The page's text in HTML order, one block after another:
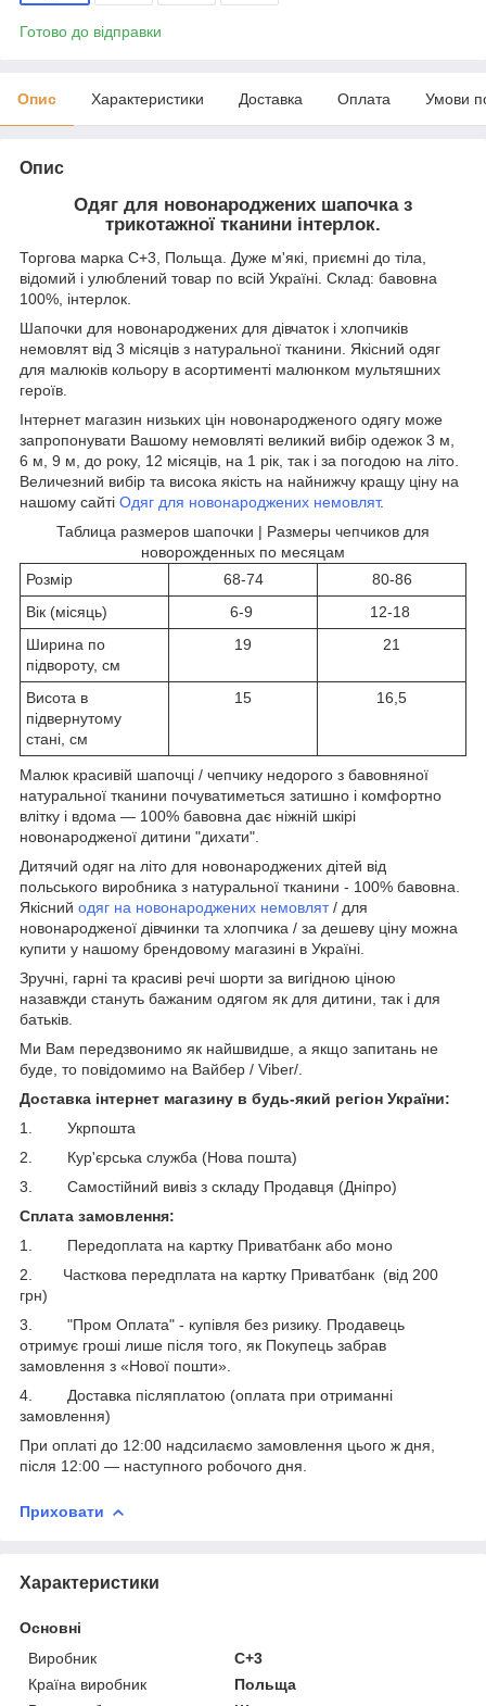
Готово до відправки
Опис Характеристики Доставка Оплата Умови
Опис
Одяг для новонароджених шапочка з
трикотажної тканини інтерлок.
Торгова марка C+3, Польща. Дуже м'які, приємні до тіла,
відомий і улюблений товар по всій Україні. Склад: бавовна
100%, інтерлок.
Шапочки для новонароджених для дівчаток і хлопчиків
немовлят від 3 місяців з натуральної тканини. Якісний одяг
для малюків кольору в асортименті малюнком мультяшних
героїв.
Інтернет магазин низьких цін новонародженого одягу може
запропонувати Вашому немовляті великий вибір одежок 3 м,
6 м, 9 м, до року, 12 місяців, на 1 рік, так і за погодою на літо.
Величезний вибір та висока якість на найнижчу кращу ціну на
нашому сайті Одяг для новонароджених немовлят.
Таблица размеров шапочки | Размеры чепчиков для
новорожденных по месяцам
Розмір
68-74
80-86
Вік (місяць)
6-9
12-18
Ширина по
підвороту, см
19 21
Висота в
підвернутому
стані, см
15 16,5
Малюк красивій шапочці / чепчику недорого з бавовняної
натуральної тканини почуватиметься затишно і комфортно
влітку і вдома — 100% бавовна дає ніжній шкірі
новонародженої дитини "дихати".
Дитячий одяг на літо для новонароджених дітей від
польського виробника з натуральної тканини - 100% бавовна.
Якісний одяг на новонароджених немовлят/ для
новонародженої дівчинки та хлопчика / за дешеву ціну можна
купити у нашому брендовому магазині в Україні.
Зручні, гарні та красиві речі шорти за вигідною ціною
назавжди стануть бажаним одягом як для дитини, так і для
батьків.
Ми Вам передзвонимо як найшвидше, а якщо запитань не
буде, то повідомимо на Вайбер / Viber/.
Доставка інтернет магазину в будь-який регіон України:
1. Укрпошта
2. Кур'єрська служба (Нова пошта)
3. Самостійний вивіз з складу Продавця (Дніпро)
Сплата замовлення:
1. Передоплата на картку Приватбанк або моно
2. Часткова передплата на картку Приватбанк (від 200
грн)
3. "Пром Оплата" - купівля без ризику. Продавець
отримує гроші лише після того, як Покупець забрав
замовлення з «Нової пошти».
4. Доставка післяплатою (оплата при отриманні
замовлення)
При оплаті до 12:00 надсилаємо замовлення цього ж дня,
після 12:00 ― наступного робочого дня.
Приховати
Характеристики
Основні
Виробник
C+3
Країна виробник
Польща